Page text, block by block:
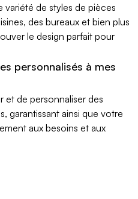
variété de styles de pièces
des bureaux et bien plus
le design parfait pour
personnalisés à mes
et de personnaliser des
garantissant ainsi que votre
aux besoins et aux